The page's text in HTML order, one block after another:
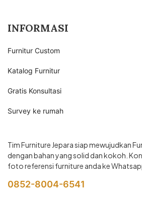
INFORMASI
Furnitur Custom
Katalog Furnitur
Gratis Konsultasi
Survey ke rumah
Tim Furniture Jepara siap mewujudkan
dengan bahan yang solid dan kokoh.
foto referensi furniture anda ke
0852-8004-6541